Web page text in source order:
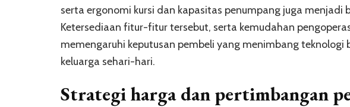
serta ergonomi kursi dan kapasitas penumpang juga menjadi
Ketersediaan fitur-fitur tersebut, serta kemudahan
memengaruhi keputusan pembeli yang menimbang teknologi
keluarga sehari-hari.
Strategi harga dan pertimbangan